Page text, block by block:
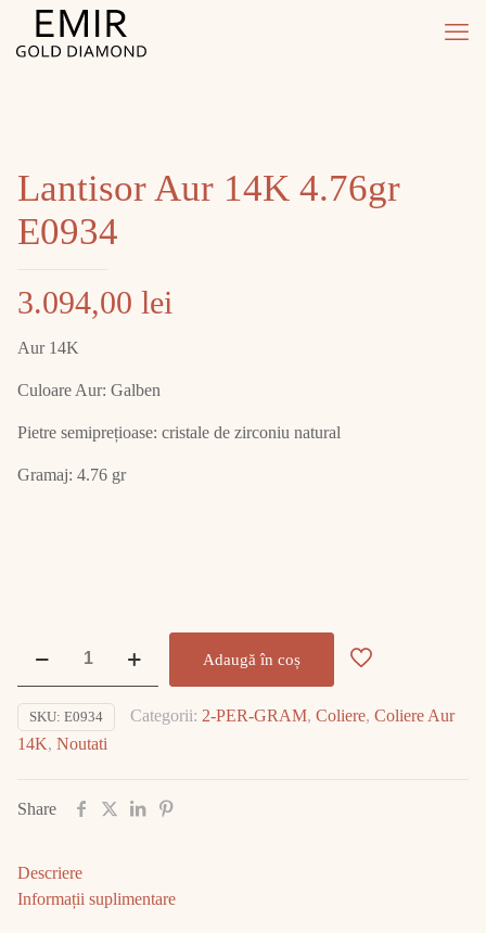
Lantisor Aur 14K 4.76gr
E0934
3.094,00 lei
Aur 14K
Culoare Aur: Galben
Pietre semiprețioase: cristale de zirconiu natural
Gramaj: 4.76 gr
14K
4.76gr
Adaugă în coș
SKU: E0934 Categorii: 2-PER-GRAM, Coliere, Coliere Aur
14K, Noutati
Share
Descriere
Informații suplimentare